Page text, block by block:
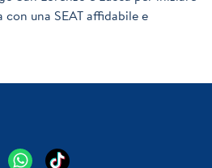
una SEAT affidabile e